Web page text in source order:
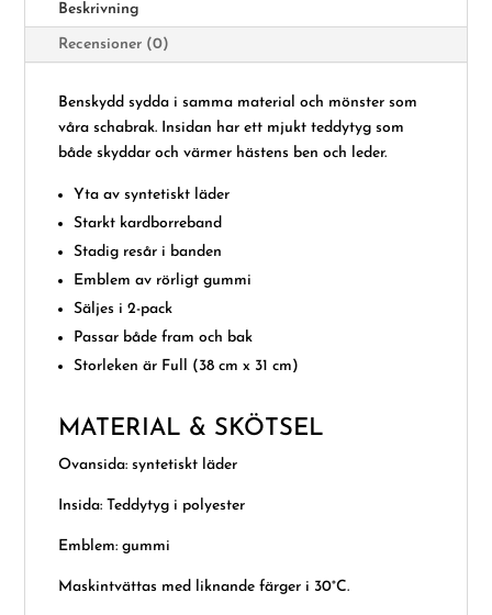
Beskrivning
Recensioner (0)
Benskydd sydda i samma material och mönster som
våra schabrak. Insidan har ett mjukt teddytyg som
både skyddar och värmer hästens ben och leder.
Yta av syntetiskt läder
Starkt kardborreband
Stadig resår i banden
Emblem av rörligt gummi
Säljes i 2-pack
Passar både fram och bak
Storleken är Full (38 cm x 31 cm)
MATERIAL & SKÖTSEL
Ovansida: syntetiskt läder
Insida: Teddytyg i polyester
Emblem: gummi
Maskintvättas med liknande färger i 30°C.